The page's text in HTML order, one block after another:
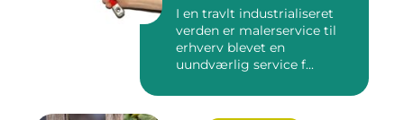
I en travlt industrialiseret
verden er malerservice til
erhverv blevet en
uundværlig service f...